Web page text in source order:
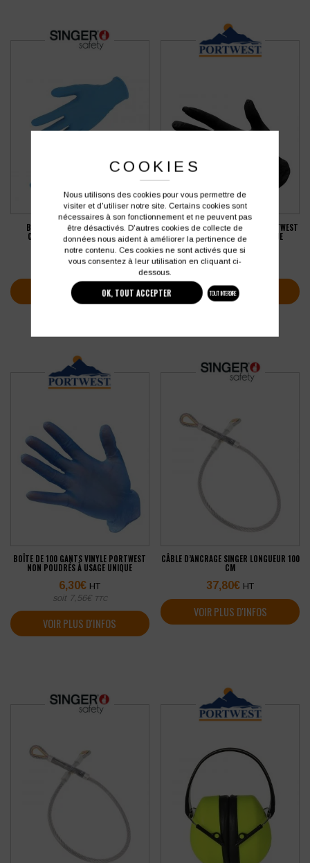
BOITE DE 100 GANTS EN NITRILE
CONTACT ALIMENTAIRE SINGER
177,16€ HT
212,59€ TTC
VOIR PLUS D'INFOS
BOITE DE 100 GANTS NITRILE PORTWEST
NON POUDRÉS À USAGE UNIQUE
11,30€ HT
soit13,56€
VOIR PLUS D'INFOS
BOÎTE DE 100 GANTS VINYLE PORTWEST
NON POUDRÉS À USAGE UNIQUE
6,30€ HT
soit 7,56€ TTC
VOIR PLUS D'INFOS
CÂBLE D’ANCRAGE SINGER LONGUEUR 100
CM
37,80€ HT
VOIR PLUS D'INFOS
COOKIES
Nous utilisons des cookies pour vous permettre de
visiter et d'utiliser notre site. Certains cookies sont
nécessaires à son fonctionnement et ne peuvent pas
être désactivés. D'autres cookies de collecte de
données nous aident à améliorer la pertinence de
notre contenu. Ces cookies ne sont activés que si
vous consentez à leur utilisation en cliquant ci-
dessous.
OK, TOUT ACCEPTER TOUT INTERDIRE